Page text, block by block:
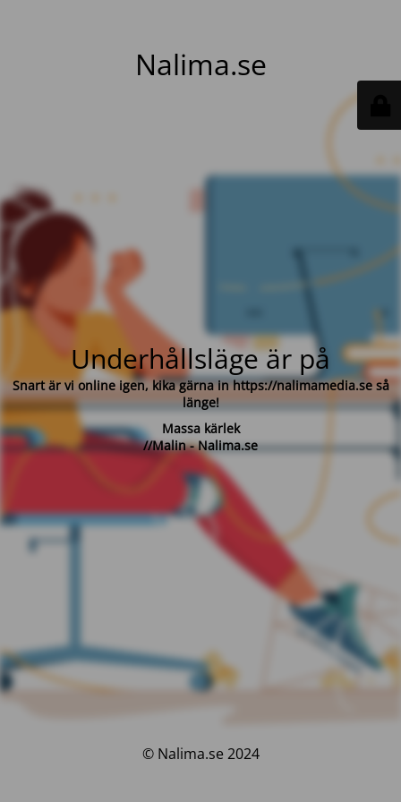
Nalima.se
Underhållsläge är på
Snart är vi online igen, kika gärna in https://nalimamedia.se så
länge!
Massa kärlek
//Malin - Nalima.se
© Nalima.se 2024